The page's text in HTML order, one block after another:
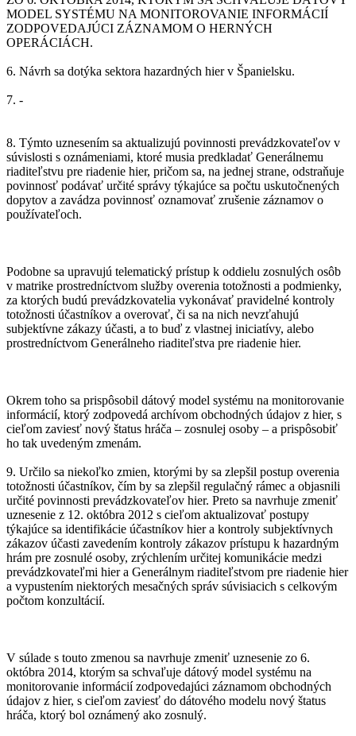
MODEL SYSTÉMU NA MONITOROVANIE INFORMÁCIÍ
ZODPOVEDAJÚCI ZÁZNAMOM O HERNÝCH
OPERÁCIÁCH.
6. Návrh sa dotýka sektora hazardných hier v Španielsku.
7. -
8. Týmto uznesením sa aktualizujú povinnosti prevádzkovateľov v
súvislosti s oznámeniami, ktoré musia predkladať Generálnemu
riaditeľstvu pre riadenie hier, pričom sa, na jednej strane, odstraňuje
povinnosť podávať určité správy týkajúce sa počtu uskutočnených
dopytov a zavádza povinnosť oznamovať zrušenie záznamov o
používateľoch.
Podobne sa upravujú telematický prístup k oddielu zosnulých osôb
v matrike prostredníctvom služby overenia totožnosti a podmienky,
za ktorých budú prevádzkovatelia vykonávať pravidelné kontroly
totožnosti účastníkov a overovať, či sa na nich nevzťahujú
subjektívne zákazy účasti, a to buď z vlastnej iniciatívy, alebo
prostredníctvom Generálneho riaditeľstva pre riadenie hier.
Okrem toho sa prispôsobil dátový model systému na monitorovanie
informácií, ktorý zodpovedá archívom obchodných údajov z hier, s
cieľom zaviesť nový štatus hráča – zosnulej osoby – a prispôsobiť
ho tak uvedeným zmenám.
9. Určilo sa niekoľko zmien, ktorými by sa zlepšil postup overenia
totožnosti účastníkov, čím by sa zlepšil regulačný rámec a objasnili
určité povinnosti prevádzkovateľov hier. Preto sa navrhuje zmeniť
uznesenie z 12. októbra 2012 s cieľom aktualizovať postupy
týkajúce sa identifikácie účastníkov hier a kontroly subjektívnych
zákazov účasti zavedením kontroly zákazov prístupu k hazardným
hrám pre zosnulé osoby, zrýchlením určitej komunikácie medzi
prevádzkovateľmi hier a Generálnym riaditeľstvom pre riadenie hier
a vypustením niektorých mesačných správ súvisiacich s celkovým
počtom konzultácií.
V súlade s touto zmenou sa navrhuje zmeniť uznesenie zo 6.
októbra 2014, ktorým sa schvaľuje dátový model systému na
monitorovanie informácií zodpovedajúci záznamom obchodných
údajov z hier, s cieľom zaviesť do dátového modelu nový štatus
hráča, ktorý bol oznámený ako zosnulý.